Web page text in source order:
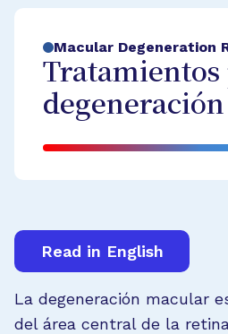
Macular Degeneration
Tratamientos
Read in English
La degeneración macular
del área central de la